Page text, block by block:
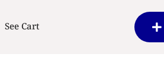
See Cart